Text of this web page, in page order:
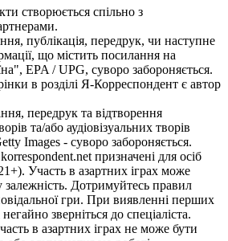
створюється спільно з
публікація, передрук, чи наступне
що містить посилання на
EPA / UPG, суворо забороняється.
в розділі Я-Корреспондент є автор
передрук та відтворення
та/або аудіовізуальних творів
Images - суворо забороняється.
призначені для осіб
Участь в азартних іграх може
залежність. Дотримуйтесь правил
гри. При виявленні перших
зверніться до спеціаліста.
в азартних іграх не може бути